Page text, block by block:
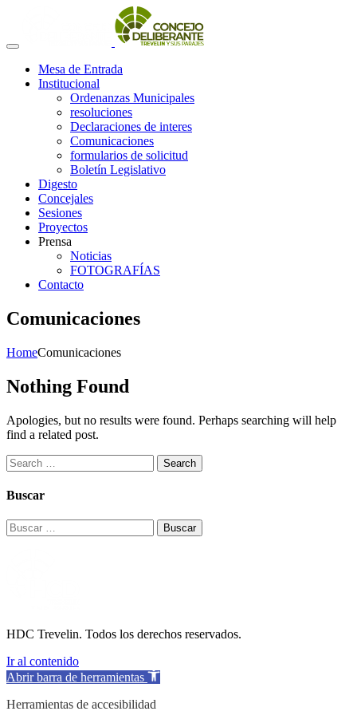
Mesa de Entrada
Institucional
Ordenanzas Municipales
resoluciones
Declaraciones de interes
Comunicaciones
formularios de solicitud
Boletín Legislativo
Digesto
Concejales
Sesiones
Proyectos
Prensa
Noticias
FOTOGRAFÍAS
Contacto
Comunicaciones
HomeComunicaciones
Nothing Found
Apologies, but no results were found. Perhaps searching will help
find a related post.
Buscar
Buscar:
HDC Trevelin. Todos los derechos reservados.
Ir al contenido
Abrir barra de herramientas
Herramientas de accesibilidad